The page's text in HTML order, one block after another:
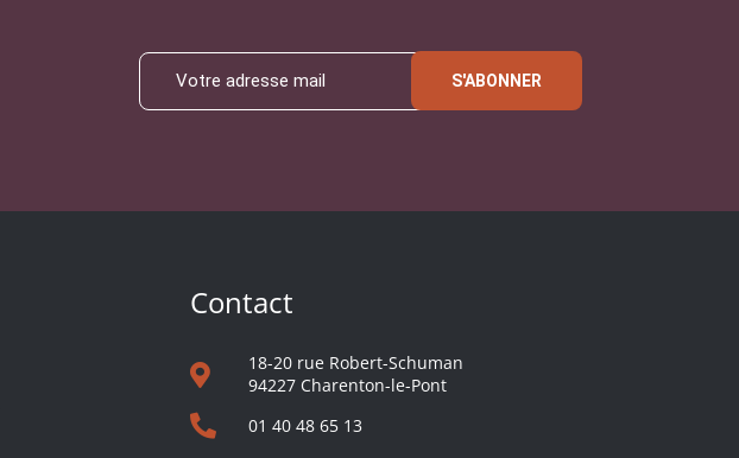
S'ABONNER
Contact
18-20 rue Robert-Schuman
94227 Charenton-le-Pont
01 40 48 65 13